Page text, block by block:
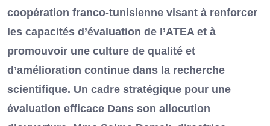
coopération franco-tunisienne visant à renforcer
les capacités d’évaluation de l’ATEA et à
promouvoir une culture de qualité et
d’amélioration continue dans la recherche
scientifique. Un cadre stratégique pour une
évaluation efficace Dans son allocution